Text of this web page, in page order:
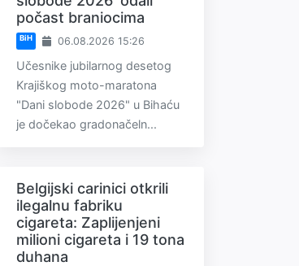
počast braniocima
BiH 06.08.2026 15:26
Učesnike jubilarnog desetog
Krajiškog moto-maratona
"Dani slobode 2026" u Bihaću
je dočekao gradonačeln...
Belgijski carinici otkrili
ilegalnu fabriku
cigareta: Zaplijenjeni
milioni cigareta i 19 tona
duhana